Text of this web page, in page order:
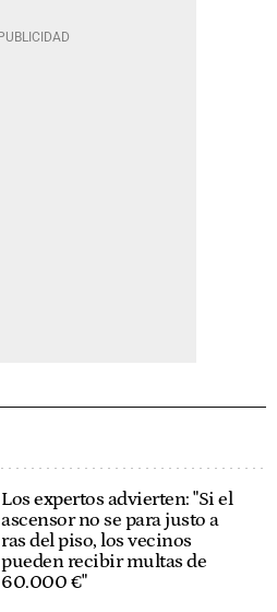
Los expertos advierten: "Si el
ascensor no se para justo a
ras del piso, los vecinos
pueden recibir multas de
60.000 €"